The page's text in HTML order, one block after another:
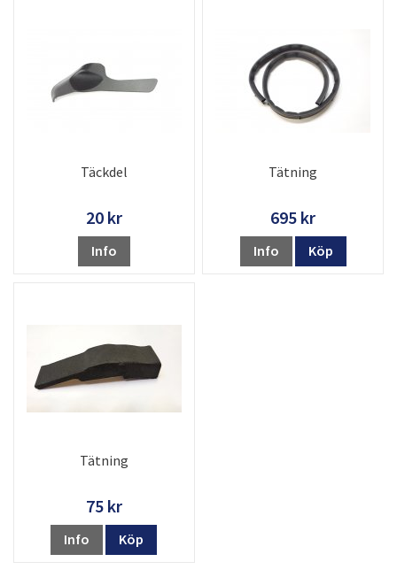
Täckdel
20 kr
Info
Tätning
695 kr
Info Köp
Tätning
75 kr
Info Köp